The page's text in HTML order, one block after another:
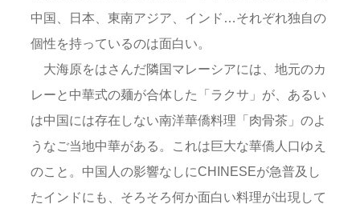
中国、日本、東南アジア、インド…それぞれ独自の
個性を持っているのは面白い。
大海原をはさんだ隣国マレーシアには、地元のカ
レーと中華式の麺が合体した「ラクサ」が、あるい
は中国には存在しない南洋華僑料理「肉骨茶」のよ
うなご当地中華がある。これは巨大な華僑人口ゆえ
のこと。中国人の影響なしにCHINESEが急普及し
たインドにも、そろそろ何か面白い料理が出現して